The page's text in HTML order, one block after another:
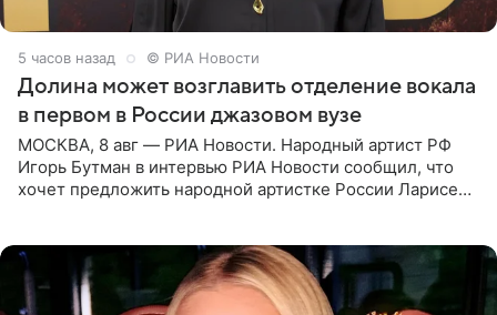
5 часов назад © РИА Новости
Долина может возглавить отделение вокала
в первом в России джазовом вузе
МОСКВА, 8 авг — РИА Новости. Народный артист РФ
Игорь Бутман в интервью РИА Новости сообщил, что
хочет предложить народной артистке России Ларисе